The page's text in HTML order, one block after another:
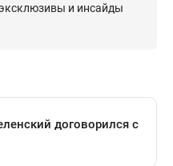
и инсайды